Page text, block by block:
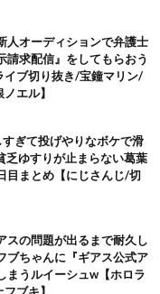
人オーディションで弁護士
請求配信』をしてもらおう
イブ切り抜き/宝鐘マリン/
エル】
すぎて投げやりなボケで滑
ゆすりが止まらない葛葉
まとめ【にじさんじ/切
スの問題が出るまで耐久し
ブちゃんに『ギアス公式ア
まうルイーシュw【ホロラ
ブキ】